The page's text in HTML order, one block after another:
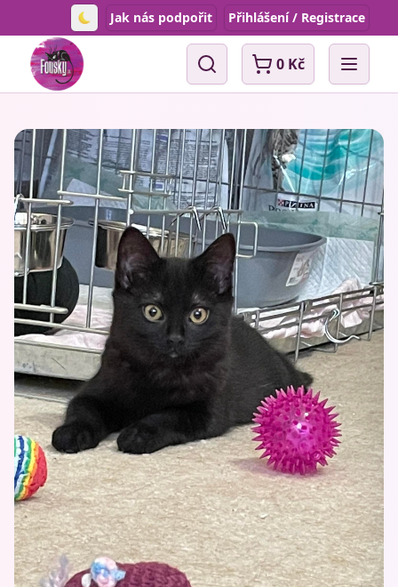
Toggle theme
Jak nás podpořit Přihlášení / Registrace
Vyhledávání0 Kč Open